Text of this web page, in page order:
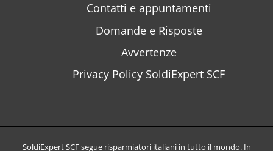
Contatti e appuntamenti
Domande e Risposte
Avvertenze
Privacy Policy SoldiExpert SCF
SoldiExpert SCF segue risparmiatori italiani in tutto il mondo. In